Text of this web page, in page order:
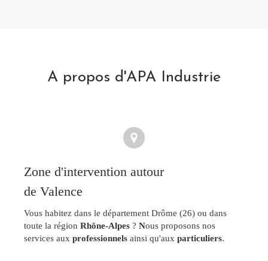
A propos d'APA Industrie
Zone d'intervention autour
de Valence
Vous habitez dans le département Drôme (26) ou dans
toute la région Rhône-Alpes ? Nous proposons nos
services aux professionnels ainsi qu'aux particuliers.